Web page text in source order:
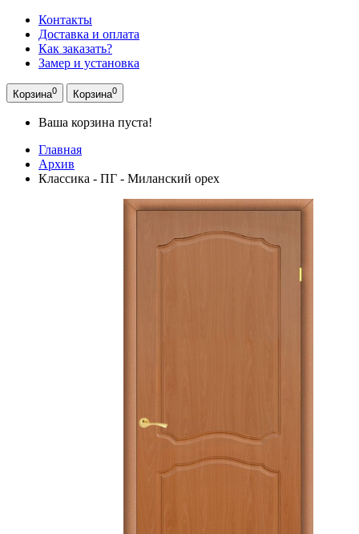
Контакты
Доставка и оплата
Как заказать?
Замер и установка
Корзина0 Корзина0
Ваша корзина пуста!
Главная
Архив
Классика - ПГ - Миланский орех